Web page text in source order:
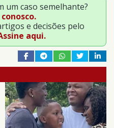
um caso semelhante?
e decisões pelo
aqui.